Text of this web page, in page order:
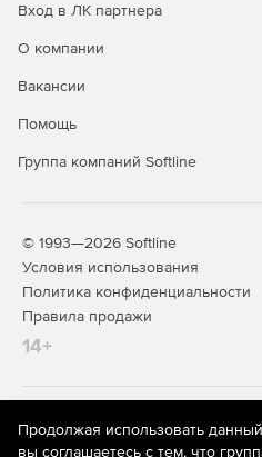
Вход в ЛК партнера
О компании
Вакансии
Помощь
Группа компаний Softline
© 1993—2026 Softline
Условия использования
Политика конфиденциальности
Правила продажи
14+
На информационном ресурсе
рекомендательные технологии
Продолжая использовать данный
вы соглашаетесь с тем, что